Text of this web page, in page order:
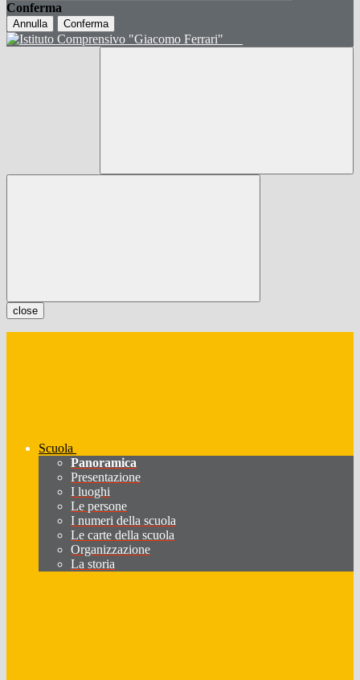
Conferma
Annulla Conferma
close
Scuola
Panoramica
Presentazione
I luoghi
Le persone
I numeri della scuola
Le carte della scuola
Organizzazione
La storia